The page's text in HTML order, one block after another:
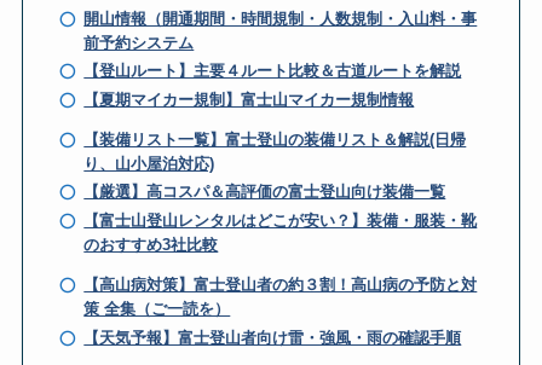
開山情報（開通期間・時間規制・人数規制・入山料・事
前予約システム
【登山ルート】主要４ルート比較＆古道ルートを解説
【夏期マイカー規制】富士山マイカー規制情報
【装備リスト一覧】富士登山の装備リスト＆解説(日帰
り、山小屋泊対応)
【厳選】高コスパ＆高評価の富士登山向け装備一覧
【富士山登山レンタルはどこが安い？】装備・服装・靴
のおすすめ3社比較
【高山病対策】富士登山者の約３割！高山病の予防と対
策 全集（ご一読を）
【天気予報】富士登山者向け雷・強風・雨の確認手順